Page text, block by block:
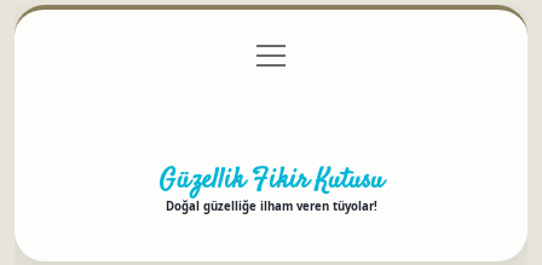
Gizlilik Politikası
menüyü
aç
Güzellik Fikir Kutusu
Doğal güzelliğe ilham veren tüyolar!